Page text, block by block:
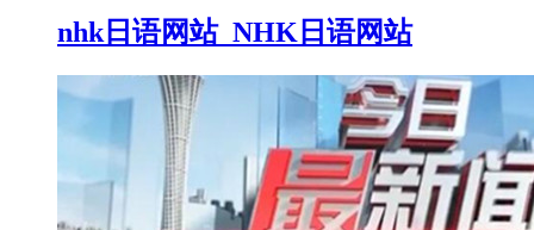
nhk日语网站_NHK日语网站